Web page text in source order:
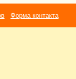
Форма контакта